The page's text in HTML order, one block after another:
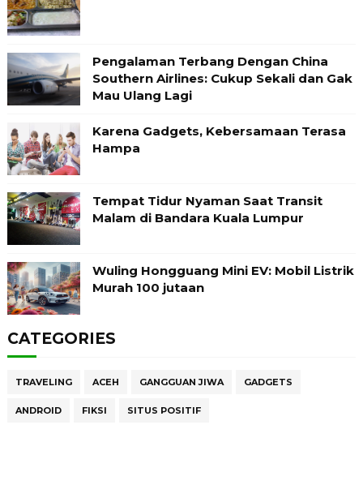
Pengalaman Terbang Dengan China
Southern Airlines: Cukup Sekali dan Gak
Mau Ulang Lagi
Karena Gadgets, Kebersamaan Terasa
Hampa
Tempat Tidur Nyaman Saat Transit
Malam di Bandara Kuala Lumpur
Wuling Hongguang Mini EV: Mobil Listrik
Murah 100 jutaan
CATEGORIES
TRAVELING ACEH GANGGUAN JIWA GADGETS
ANDROID FIKSI SITUS POSITIF